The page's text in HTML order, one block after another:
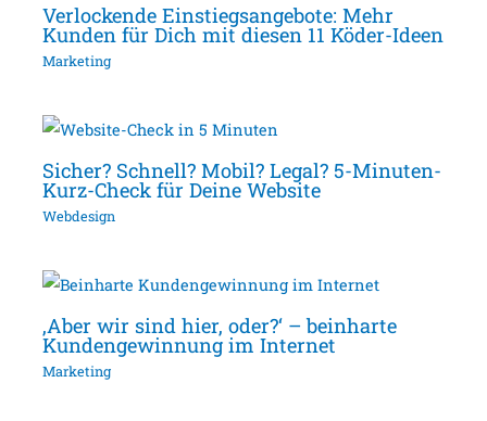
Verlockende Einstiegsangebote: Mehr
Kunden für Dich mit diesen 11 Köder-Ideen
Marketing
Sicher? Schnell? Mobil? Legal? 5-Minuten-
Kurz-Check für Deine Website
Webdesign
‚Aber wir sind hier, oder?‘ – beinharte
Kundengewinnung im Internet
Marketing